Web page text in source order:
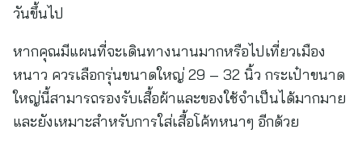
วันขึ้นไป
หากคุณมีแผนที่จะเดินทางนานมากหรือไปเที่ยวเมือง
หนาว ควรเลือกรุ่นขนาดใหญ่ 29 – 32 นิ้ว กระเป๋าขนาด
ใหญ่นี้สามารถรองรับเสื้อผ้าและของใช้จำเป็นได้มากมาย
และยังเหมาะสำหรับการใส่เสื้อโค้ทหนาๆ อีกด้วย